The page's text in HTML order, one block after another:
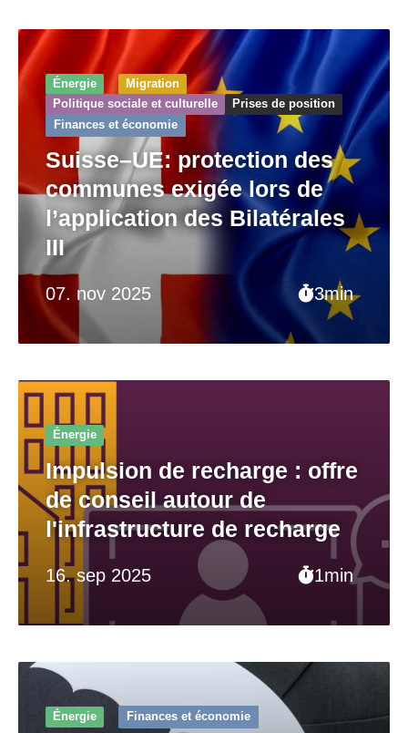
07. nov 2025 3min
Énergie
Migration
Politique sociale et culturelle
Prises de position
Finances et économie
Suisse–UE: protection des
communes exigée lors de
l’application des Bilatérales
III
16. sep 2025 1min
Énergie
Impulsion de recharge : offre
de conseil autour de
l'infrastructure de recharge
Énergie Finances et économie